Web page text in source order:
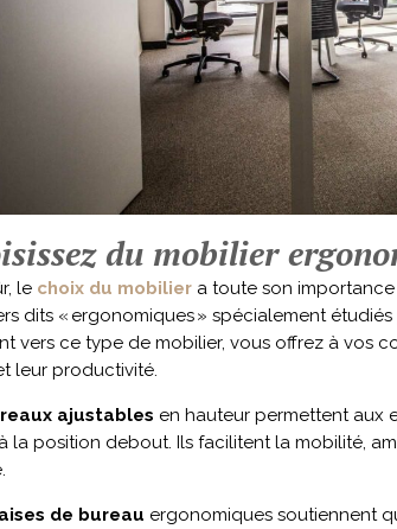
du mobilier
le choix du mobilier a toute son importance
dits « ergonomiques » spécialement
vers ce type de mobilier, vous offrez à vos
leur productivité.
ajustables en hauteur permettent aux
la position debout. Ils facilitent la mobilité,
de bureau ergonomiques soutiennent